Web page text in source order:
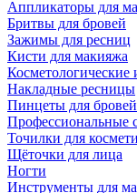
Аппликаторы для
Бритвы для бровей
Зажимы для ресниц
Кисти для макияжа
Косметологические
Накладные ресницы
Пинцеты для бровей
Профессиональные
Точилки для
Щёточки для лица
Ногти
Инструменты для